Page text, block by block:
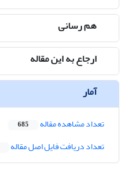
هم رسانی
ارجاع به این مقاله
آمار
تعداد مشاهده مقاله 685
تعداد دریافت فایل اصل مقاله